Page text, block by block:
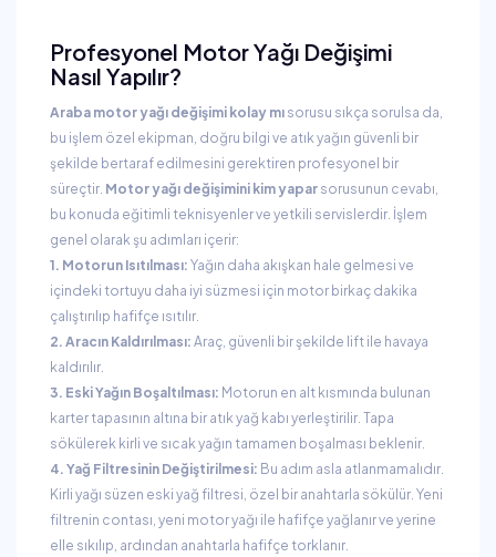
Profesyonel Motor Yağı Değişimi
Nasıl Yapılır?
Araba motor yağı değişimi kolay mı sorusu sıkça sorulsa da,
bu işlem özel ekipman, doğru bilgi ve atık yağın güvenli bir
şekilde bertaraf edilmesini gerektiren profesyonel bir
süreçtir. Motor yağı değişimini kim yapar sorusunun cevabı,
bu konuda eğitimli teknisyenler ve yetkili servislerdir. İşlem
genel olarak şu adımları içerir:
1. Motorun Isıtılması: Yağın daha akışkan hale gelmesi ve
içindeki tortuyu daha iyi süzmesi için motor birkaç dakika
çalıştırılıp hafifçe ısıtılır.
2. Aracın Kaldırılması: Araç, güvenli bir şekilde lift ile havaya
kaldırılır.
3. Eski Yağın Boşaltılması: Motorun en alt kısmında bulunan
karter tapasının altına bir atık yağ kabı yerleştirilir. Tapa
sökülerek kirli ve sıcak yağın tamamen boşalması beklenir.
4. Yağ Filtresinin Değiştirilmesi: Bu adım asla atlanmamalıdır.
Kirli yağı süzen eski yağ filtresi, özel bir anahtarla sökülür. Yeni
filtrenin contası, yeni motor yağı ile hafifçe yağlanır ve yerine
elle sıkılıp, ardından anahtarla hafifçe torklanır.